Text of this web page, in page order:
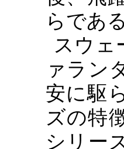
らである
スウェ
ァラン
安に駆
ズの特
シリー